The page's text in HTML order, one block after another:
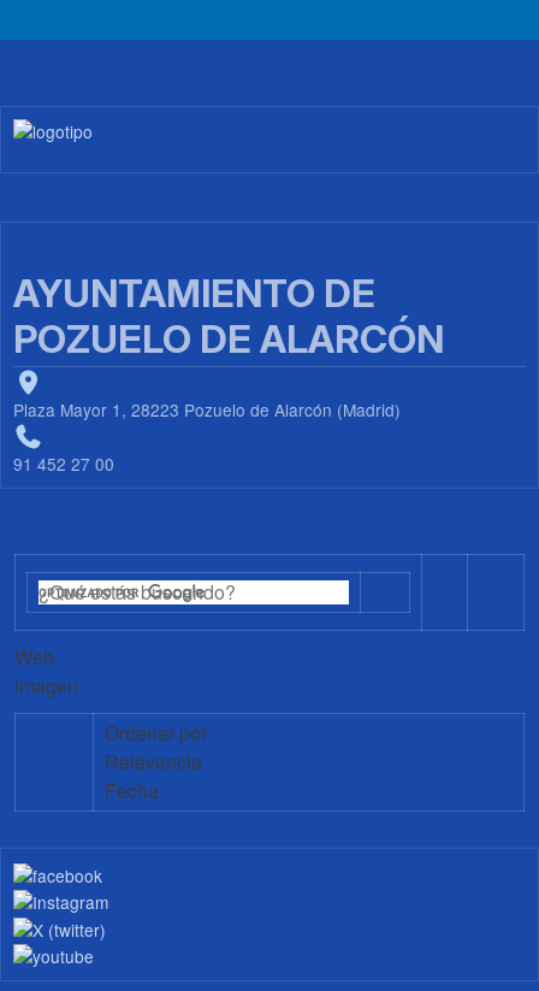
Imagen
AYUNTAMIENTO DE
POZUELO DE ALARCÓN
Plaza Mayor 1, 28223 Pozuelo de Alarcón (Madrid)
91 452 27 00
Web
Imagen
Ordenar por
Relevancia
Fecha